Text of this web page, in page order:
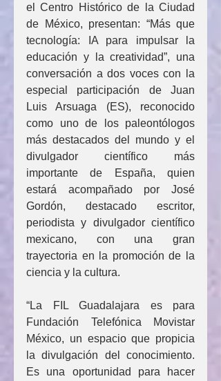
el Centro Histórico de la Ciudad
de México, presentan: “Más que
tecnología: IA para impulsar la
educación y la creatividad”, una
conversación a dos voces con la
especial participación de Juan
Luis Arsuaga (ES), reconocido
como uno de los paleontólogos
más destacados del mundo y el
divulgador científico más
importante de España, quien
estará acompañado por José
Gordón, destacado escritor,
periodista y divulgador científico
mexicano, con una gran
trayectoria en la promoción de la
ciencia y la cultura.
“La FIL Guadalajara es para
Fundación Telefónica Movistar
México, un espacio que propicia
la divulgación del conocimiento.
Es una oportunidad para hacer